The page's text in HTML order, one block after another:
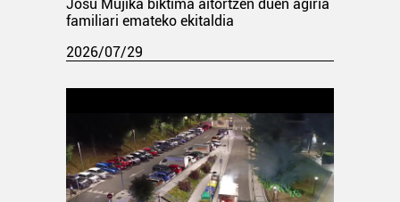
Josu Mujika biktima aitortzen duen agiria
familiari emateko ekitaldia
2026/07/29